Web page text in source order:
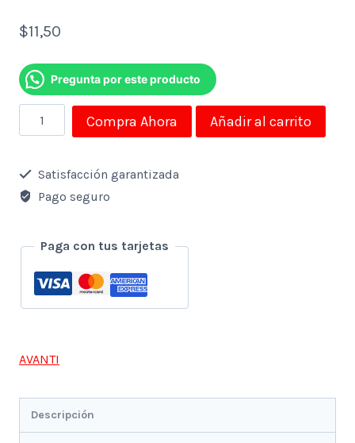
$11,50
Pregunta por este producto
Ventilador
Para
Notebook
Avanti
15.6"
Puertos
Niveles
2
Ventiladores
Compra Ahora Añadir al carrito
Satisfacción garantizada
Pago seguro
Paga con tus tarjetas
AVANTI
Descripción